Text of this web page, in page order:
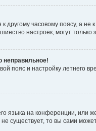
часовому поясу, а не
настроек, могут
неправильное!
пояс и настройку летнего
языка на конференции, или
не существует, то вы сами